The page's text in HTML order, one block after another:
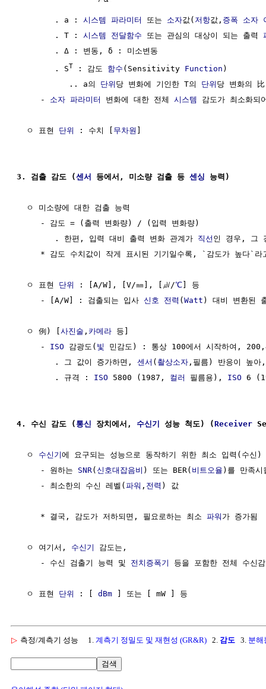
        . a :
시스템 파라미터 또는 소자값( 저항값, 증폭 소자
        . T :
시스템 전달함수 또는 관심의 대상이 되는 출력
        . Δ : 변동, δ : 미소변동
        . S
T : 감도 함수 (Sensitivity Function )
           .. a의
단위 당 변화에 기인한 T의 단위 당 변화의 比
     -
소자 파라미터 변화에 대한 전체 시스템 감도가 최소화되
  ㅇ 표현
단위 : 수치 [ 무차원
3. 검출 감도 (센서 등에서, 미소량 검출 등 센싱 능력)
  ㅇ 미소량에 대한 검출 능력
     - 감도 = (출력 변화량) / (입력 변화량)
        . 한편, 입력 대비 출력 변화 관계가
직선 인 경우, 그
* 감도 수치값이 작게 표시된 기기일수록, `감도가 높다`
  ㅇ 표현
단위 : [A/W], [V/㎜], [㎶/℃ ] 등
     - [A/W] : 검출되는 입사
신호 전력 ( Watt ) 대비 변환된
  ㅇ 例) [
사진술 , 카메라 등]
     -
ISO 감광도( 빛
민감도) : 통상 100에서 시작하여,
        . 그 값이 증가하면,
센서 ( 촬상소자 ,필름) 반응이 높
        . 규격 :
ISO 5800 (1987, 컬러 필름용), ISO 6
4. 수신 감도 ( 통신 장치에서, 수신기 성능 척도) (Receiver
  ㅇ
수신기에 요구되는 성능으로 동작하기 위한 최소 입력(수신)
     - 원하는
SNR( 신호대잡음비 ) 또는 BER( 비트오율 )를 만족
     - 최소한의 수신 레벨(
파워 , 전력 ) 값
     * 결국, 감도가 저하되면, 필요로하는 최소
파워 가 증가됨
  ㅇ 여기서,
수신기
감도는,
     - 수신 검출기 능력 및
전치증폭기 등을 포함한 전체 수신
  ㅇ 표현
단위 : [ dBm
▷ 측정/계측기 성능 1. 계측기 정밀도 및 재현성 (GR&R) 2. 감도 3. 분해
검색